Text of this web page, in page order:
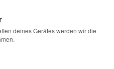
deines Gerätes werden wir die